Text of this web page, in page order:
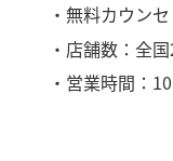
・無料カウン
・店舗数：全
・営業時間：